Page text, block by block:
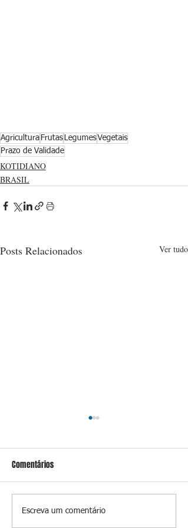
Agricultura Frutas LegumesVegetais
Prazo de Validade
KOTIDIANO
BRASIL
Posts Relacionados Ver tudo
Caixa leva a leilão
Comentários
Escreva um comentário